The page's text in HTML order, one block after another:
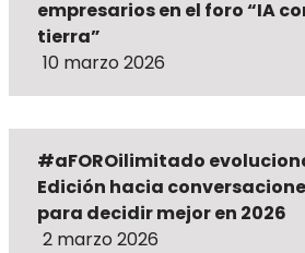
empresarios en el foro “IA
tierra”
10 marzo 2026
#aFOROilimitado
Edición hacia
para decidir mejor en 2026
2 marzo 2026